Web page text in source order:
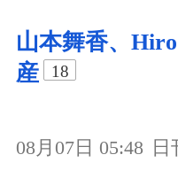
山本舞香、
産
18
08月07日 05:48 日